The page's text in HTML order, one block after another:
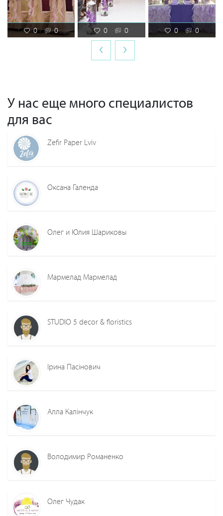
0 0 0 0 0 0
‹ ›
У нас еще много специалистов
для вас
Zefir Paper Lviv
Оксана Галенда
Олег и Юлия Шариковы
Мармелад Мармелад
STUDIO 5 decor & floristics
Ірина Пасінович
Алла Калінчук
Володимир Романенко
Олег Чудак